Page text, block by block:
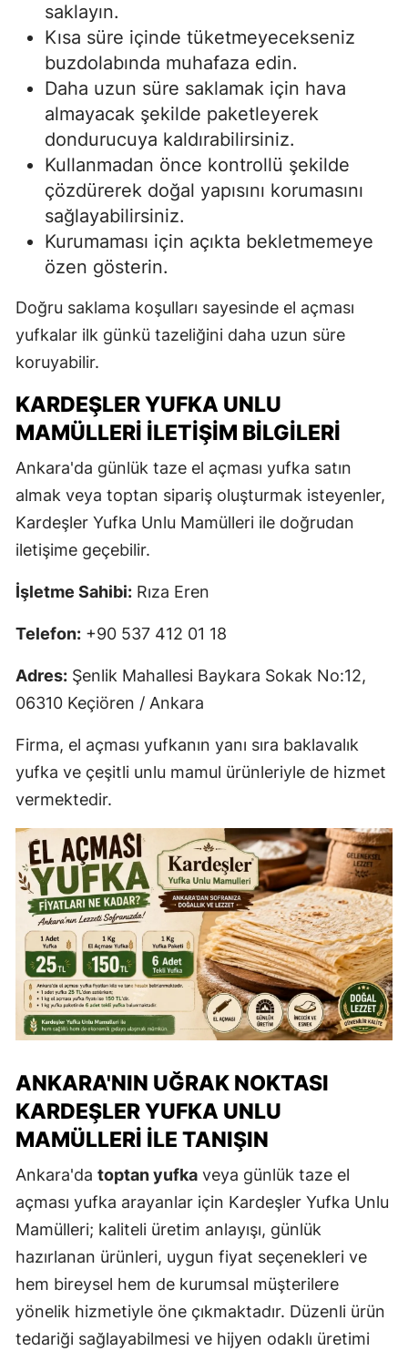
saklayın.
Kısa süre içinde tüketmeyecekseniz
buzdolabında muhafaza edin.
Daha uzun süre saklamak için hava
almayacak şekilde paketleyerek
dondurucuya kaldırabilirsiniz.
Kullanmadan önce kontrollü şekilde
çözdürerek doğal yapısını korumasını
sağlayabilirsiniz.
Kurumaması için açıkta bekletmemeye
özen gösterin.
Doğru saklama koşulları sayesinde el açması
yufkalar ilk günkü tazeliğini daha uzun süre
koruyabilir.
KARDEŞLER YUFKA UNLU
MAMÜLLERI İLETIŞIM BILGILERI
Ankara'da günlük taze el açması yufka satın
almak veya toptan sipariş oluşturmak isteyenler,
Kardeşler Yufka Unlu Mamülleri ile doğrudan
iletişime geçebilir.
İşletme Sahibi: Rıza Eren
Telefon: +90 537 412 01 18
Adres: Şenlik Mahallesi Baykara Sokak No:12,
06310 Keçiören / Ankara
Firma, el açması yufkanın yanı sıra baklavalık
yufka ve çeşitli unlu mamul ürünleriyle de hizmet
vermektedir.
ANKARA'NIN UĞRAK NOKTASI
KARDEŞLER YUFKA UNLU
MAMÜLLERI ILE TANIŞIN
Ankara'da toptan yufka veya günlük taze el
açması yufka arayanlar için Kardeşler Yufka Unlu
Mamülleri; kaliteli üretim anlayışı, günlük
hazırlanan ürünleri, uygun fiyat seçenekleri ve
hem bireysel hem de kurumsal müşterilere
yönelik hizmetiyle öne çıkmaktadır. Düzenli ürün
tedariği sağlayabilmesi ve hijyen odaklı üretimi